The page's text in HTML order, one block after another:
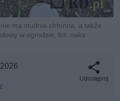
ma studnia chłonna, a także
w ogrodzie, fot. naka
Udostępnij